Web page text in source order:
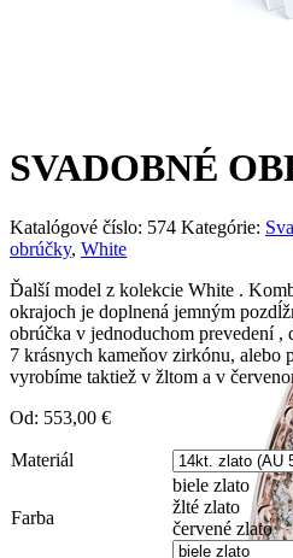
SVADOBNÉ
Katalógové číslo: 574 Kategórie:
obrúčky, White
Ďalší model z kolekcie White .
okrajoch je doplnená jemným
obrúčka v jednoduchom prevedení ,
7 krásnych kameňov zirkónu,
vyrobíme taktiež v žltom a v
Od: 553,00 €
Materiál
Farba
biele zlato
žlté zlato
červené zlato